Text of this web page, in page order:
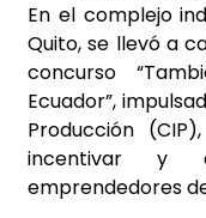
En el complejo
Quito, se llevó a
concurso
Ecuador”,
Producción
incentivar y
emprendedores